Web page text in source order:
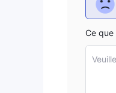
importants
avec
autorités
Ce que